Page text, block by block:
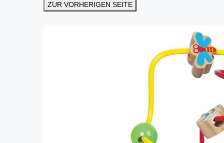
ZUR VORHERIGEN SEITE